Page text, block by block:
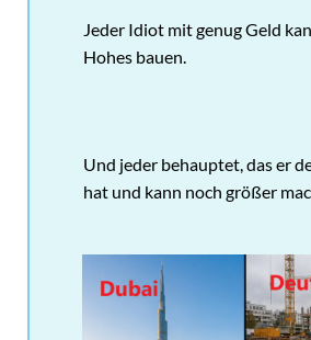
Jeder Idiot mit genug Geld
Hohes bauen.
Und jeder behauptet, das er
hat und kann noch größer